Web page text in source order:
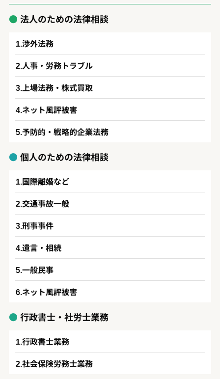
法人のための法律相談
渉外法務
人事・労務トラブル
上場法務・株式買取
ネット風評被害
予防的・戦略的企業法務
個人のための法律相談
国際離婚など
交通事故一般
刑事事件
遺言・相続
一般民事
ネット風評被害
行政書士・社労士業務
行政書士業務
社会保険労務士業務